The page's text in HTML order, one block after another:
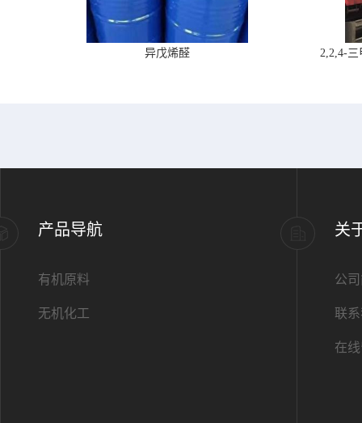
异戊烯醛 2,2,4-
产品导航
有机原料
无机化工
关
公
联
在